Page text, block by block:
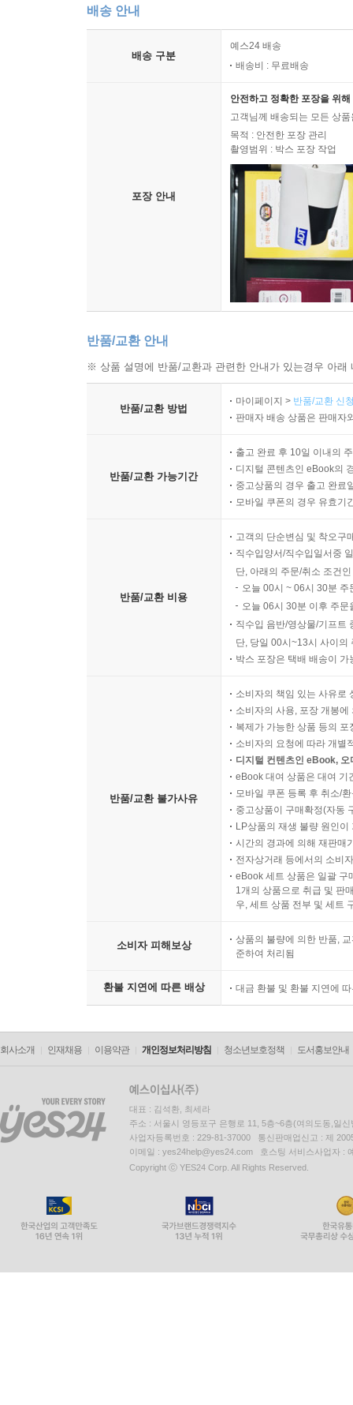
배송 안내
배송 구분
예스24 배송
배송비 : 무료배송
포장 안내
안전하고 정확한 포장을 위
고객님께 배송되는 모든 상
목적 : 안전한 포장 관리
촬영범위 : 박스 포장 작업
반품/교환 안내
※ 상품 설명에 반품/교환과 관련한 안내가 있는경우 아
반품/교환 방법
마이페이지 > 반품/교환 신
판매자 배송 상품은 판매자
반품/교환 가능기간
출고 완료 후 10일 이내의
디지털 콘텐츠인 eBook의
중고상품의 경우 출고 완료
모바일 쿠폰의 경우 유효기
반품/교환 비용
고객의 단순변심 및 착오구
직수입양서/직수입일서중
단, 아래의 주문/취소 조건
오늘 00시 ~ 06시 30분
오늘 06시 30분 이후 주
직수입 음반/영상물/기프트
단, 당일 00시~13시 사이의
박스 포장은 택배 배송이
반품/교환 불가사유
소비자의 책임 있는 사유로
소비자의 사용, 포장 개봉
복제가 가능한 상품 등의
소비자의 요청에 따라 개별
디지털 컨텐츠인 eBook,
eBook 대여 상품은 대여 기
모바일 쿠폰 등록 후 취소/
중고상품이 구매확정(자동
LP상품의 재생 불량 원인
시간의 경과에 의해 재판매
전자상거래 등에서의 소비
eBook 세트 상품은 일괄 구
1개의 상품으로 취급 및 판
우, 세트 상품 전부 및 세트
소비자 피해보상
상품의 불량에 의한 반품,
준하여 처리됨
환불 지연에 따른 배상 대금 환불 및 환불 지연에
회사소개 인재채용 이용약관 개인정보처리방침 청소년보호정책 도서홍보안내
대표 : 김석환, 최세라
주소 : 서울시 영등포구 은행로 11, 5층~6층(여의도동,일신
사업자등록번호 : 229-81-37000 통신판매업신고 : 제
이메일 : yes24help@yes24.com 호스팅 서비스사업자 :
Copyright ⓒ YES24 Corp. All Rights Reserved.